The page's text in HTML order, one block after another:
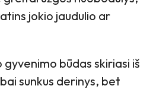
jokio jaudulio ar
būdas skiriasi iš
sunkus derinys, bet